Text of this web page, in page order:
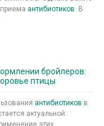
антибиотиков. В
бройлеров:
птицы
антибиотиков в
актуальной.
этих